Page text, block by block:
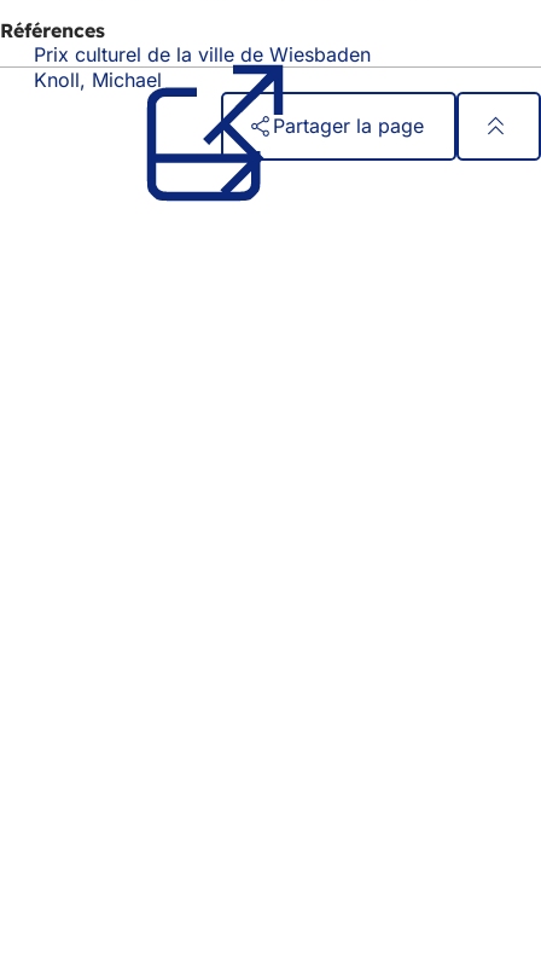
Références
Prix culturel de la ville de Wiesbaden
un
nouvel
Knoll, Michael
Partager la page